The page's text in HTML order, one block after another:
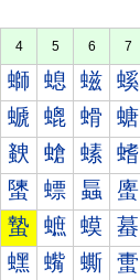
4 5 6 7
螄 螅 螆 螇
螔 螕 螖 螗
螤 螥 螦 螧
螴 螵 螶 螷
蟄 蟅 蟆 蟇
蟔 蟕 蟖 蟗